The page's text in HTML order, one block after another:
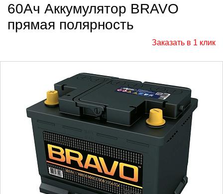
60Ач Аккумулятор BRAVO
прямая полярность
Заказать в 1 клик